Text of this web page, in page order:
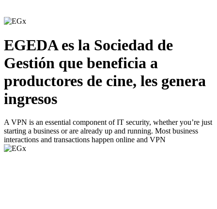
EGEDA es la Sociedad de
Gestión que beneficia a
productores de cine, les genera
ingresos
A VPN is an essential component of IT security, whether you’re just
starting a business or are already up and running. Most business
interactions and transactions happen online and VPN